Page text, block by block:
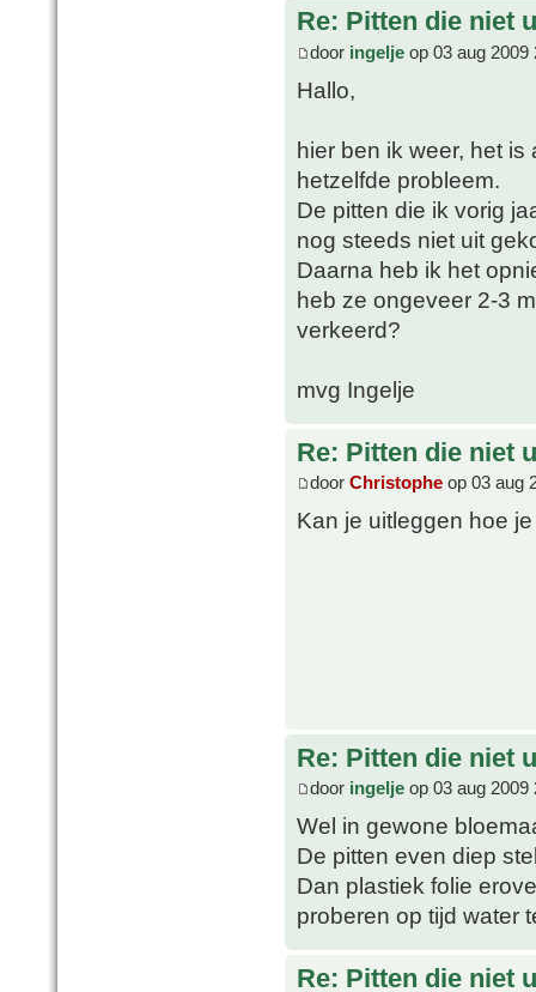
Re: Pitten die niet
door ingelje op 03 aug 2009
Hallo,
hier ben ik weer, het
hetzelfde probleem.
De pitten die ik vorig
nog steeds niet uit
Daarna heb ik het
heb ze ongeveer 2-3
verkeerd?
mvg Ingelje
Re: Pitten die niet
door Christophe op 03 aug
Kan je uitleggen hoe
Re: Pitten die niet
door ingelje op 03 aug 2009
Wel in gewone
De pitten even diep
Dan plastiek folie
proberen op tijd water
Re: Pitten die niet